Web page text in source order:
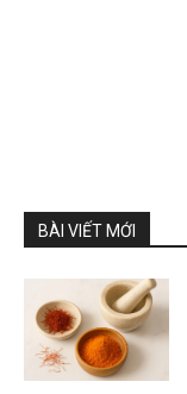
BÀI VIẾT MỚI